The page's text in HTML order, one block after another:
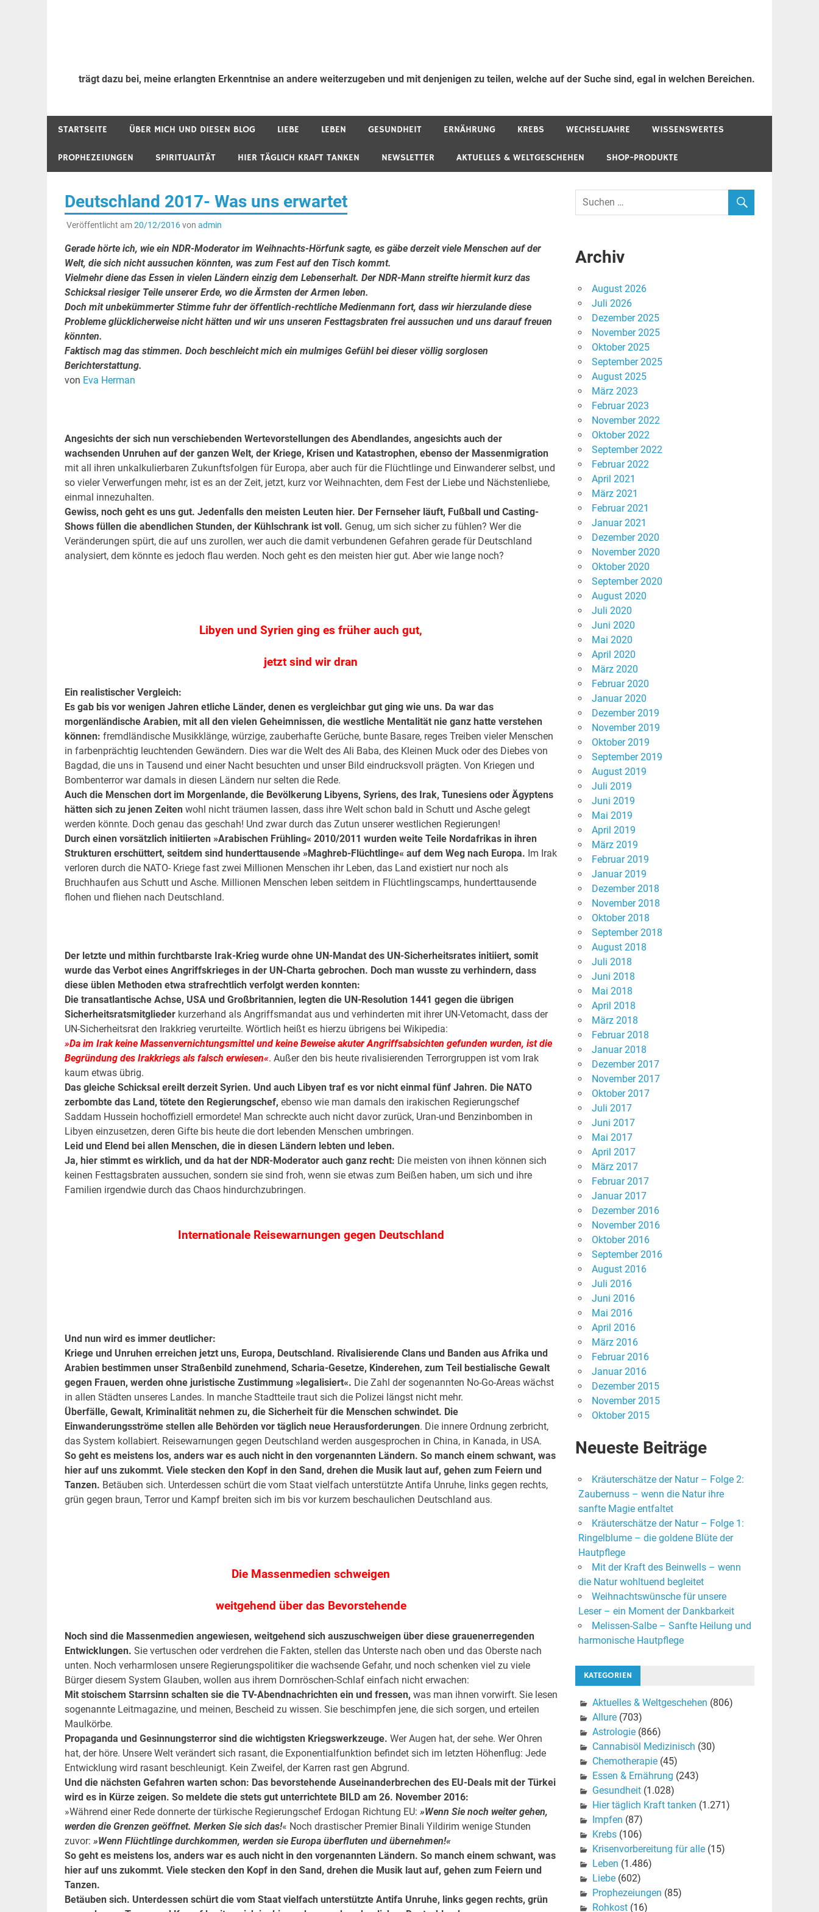
trägt dazu bei, meine erlangten Erkenntnise an andere weiterzugeben und mit denjenigen zu teilen, welche auf der Suche sind, egal in welchen Bereichen.
STARTSEITE ÜBER MICH UND DIESEN BLOG LIEBE LEBEN GESUNDHEIT ERNÄHRUNG KREBS WECHSELJAHRE WISSENSWERTES
PROPHEZEIUNGEN SPIRITUALITÄT HIER TÄGLICH KRAFT TANKEN NEWSLETTER AKTUELLES & WELTGESCHEHEN SHOP-PRODUKTE
Deutschland 2017- Was uns erwartet
Veröffentlicht am20/12/2016von admin
Gerade hörte ich, wie ein NDR-Moderator im Weihnachts-Hörfunk sagte, es gäbe derzeit viele Menschen auf der
Welt, die sich nicht aussuchen könnten, was zum Fest auf den Tisch kommt.
Vielmehr diene das Essen in vielen Ländern einzig dem Lebenserhalt. Der NDR-Mann streifte hiermit kurz das
Schicksal riesiger Teile unserer Erde, wo die Ärmsten der Armen leben.
Doch mit unbekümmerter Stimme fuhr der öffentlich-rechtliche Medienmann fort, dass wir hierzulande diese
Probleme glücklicherweise nicht hätten und wir uns unseren Festtagsbraten frei aussuchen und uns darauf freuen
könnten.
Faktisch mag das stimmen. Doch beschleicht mich ein mulmiges Gefühl bei dieser völlig sorglosen
Berichterstattung.
von Eva Herman
Angesichts der sich nun verschiebenden Wertevorstellungen des Abendlandes, angesichts auch der
wachsenden Unruhen auf der ganzen Welt, der Kriege, Krisen und Katastrophen, ebenso der Massenmigration
mit all ihren unkalkulierbaren Zukunftsfolgen für Europa, aber auch für die Flüchtlinge und Einwanderer selbst, und
so vieler Verwerfungen mehr, ist es an der Zeit, jetzt, kurz vor Weihnachten, dem Fest der Liebe und Nächstenliebe,
einmal innezuhalten.
Gewiss, noch geht es uns gut. Jedenfalls den meisten Leuten hier. Der Fernseher läuft, Fußball und Casting-
Shows füllen die abendlichen Stunden, der Kühlschrank ist voll. Genug, um sich sicher zu fühlen? Wer die
Veränderungen spürt, die auf uns zurollen, wer auch die damit verbundenen Gefahren gerade für Deutschland
analysiert, dem könnte es jedoch flau werden. Noch geht es den meisten hier gut. Aber wie lange noch?
Libyen und Syrien ging es früher auch gut,
jetzt sind wir dran
Ein realistischer Vergleich:
Es gab bis vor wenigen Jahren etliche Länder, denen es vergleichbar gut ging wie uns. Da war das
morgenländische Arabien, mit all den vielen Geheimnissen, die westliche Mentalität nie ganz hatte verstehen
können: fremdländische Musikklänge, würzige, zauberhafte Gerüche, bunte Basare, reges Treiben vieler Menschen
in farbenprächtig leuchtenden Gewändern. Dies war die Welt des Ali Baba, des Kleinen Muck oder des Diebes von
Bagdad, die uns in Tausend und einer Nacht besuchten und unser Bild eindrucksvoll prägten. Von Kriegen und
Bombenterror war damals in diesen Ländern nur selten die Rede.
Auch die Menschen dort im Morgenlande, die Bevölkerung Libyens, Syriens, des Irak, Tunesiens oder Ägyptens
hätten sich zu jenen Zeitenwohl nicht träumen lassen, dass ihre Welt schon bald in Schutt und Asche gelegt
werden könnte. Doch genau das geschah! Und zwar durch das Zutun unserer westlichen Regierungen!
Durch einen vorsätzlich initiierten »Arabischen Frühling« 2010/2011 wurden weite Teile Nordafrikas in ihren
Strukturen erschüttert, seitdem sind hunderttausende »Maghreb-Flüchtlinge« auf dem Weg nach Europa. Im Irak
verloren durch die NATO- Kriege fast zwei Millionen Menschen ihr Leben, das Land existiert nur noch als
Bruchhaufen aus Schutt und Asche. Millionen Menschen leben seitdem in Flüchtlingscamps, hunderttausende
flohen und fliehen nach Deutschland.
Der letzte und mithin furchtbarste Irak-Krieg wurde ohne UN-Mandat des UN-Sicherheitsrates initiiert, somit
wurde das Verbot eines Angriffskrieges in der UN-Charta gebrochen. Doch man wusste zu verhindern, dass
diese üblen Methoden etwa strafrechtlich verfolgt werden konnten:
Die transatlantische Achse, USA und Großbritannien, legten die UN-Resolution 1441 gegen die übrigen
Sicherheitsratsmitgliederkurzerhand als Angriffsmandat aus und verhinderten mit ihrer UN-Vetomacht, dass der
UN-Sicherheitsrat den Irakkrieg verurteilte. Wörtlich heißt es hierzu übrigens bei Wikipedia:
»Da im Irak keine Massenvernichtungsmittel und keine Beweise akuter Angriffsabsichten gefunden wurden, ist die
Begründung des Irakkriegs als falsch erwiesen«. Außer den bis heute rivalisierenden Terrorgruppen ist vom Irak
kaum etwas übrig.
Das gleiche Schicksal ereilt derzeit Syrien. Und auch Libyen traf es vor nicht einmal fünf Jahren. Die NATO
zerbombte das Land, tötete den Regierungschef, ebenso wie man damals den irakischen Regierungschef
Saddam Hussein hochoffiziell ermordete! Man schreckte auch nicht davor zurück, Uran-und Benzinbomben in
Libyen einzusetzen, deren Gifte bis heute die dort lebenden Menschen umbringen.
Leid und Elend bei allen Menschen, die in diesen Ländern lebten und leben.
Ja, hier stimmt es wirklich, und da hat der NDR-Moderator auch ganz recht: Die meisten von ihnen können sich
keinen Festtagsbraten aussuchen, sondern sie sind froh, wenn sie etwas zum Beißen haben, um sich und ihre
Familien irgendwie durch das Chaos hindurchzubringen.
Internationale Reisewarnungen gegen Deutschland
Und nun wird es immer deutlicher:
Kriege und Unruhen erreichen jetzt uns, Europa, Deutschland. Rivalisierende Clans und Banden aus Afrika und
Arabien bestimmen unser Straßenbild zunehmend, Scharia-Gesetze, Kinderehen, zum Teil bestialische Gewalt
gegen Frauen, werden ohne juristische Zustimmung »legalisiert«. Die Zahl der sogenannten No-Go-Areas wächst
in allen Städten unseres Landes. In manche Stadtteile traut sich die Polizei längst nicht mehr.
Überfälle, Gewalt, Kriminalität nehmen zu, die Sicherheit für die Menschen schwindet. Die
Einwanderungsströme stellen alle Behörden vor täglich neue Herausforderungen. Die innere Ordnung zerbricht,
das System kollabiert. Reisewarnungen gegen Deutschland werden ausgesprochen in China, in Kanada, in USA.
So geht es meistens los, anders war es auch nicht in den vorgenannten Ländern. So manch einem schwant, was
hier auf uns zukommt. Viele stecken den Kopf in den Sand, drehen die Musik laut auf, gehen zum Feiern und
Tanzen. Betäuben sich. Unterdessen schürt die vom Staat vielfach unterstützte Antifa Unruhe, links gegen rechts,
grün gegen braun, Terror und Kampf breiten sich im bis vor kurzem beschaulichen Deutschland aus.
Die Massenmedien schweigen
weitgehend über das Bevorstehende
Noch sind die Massenmedien angewiesen, weitgehend sich auszuschweigen über diese grauenerregenden
Entwicklungen. Sie vertuschen oder verdrehen die Fakten, stellen das Unterste nach oben und das Oberste nach
unten. Noch verharmlosen unsere Regierungspolitiker die wachsende Gefahr, und noch schenken viel zu viele
Bürger diesem System Glauben, wollen aus ihrem Dornröschen-Schlaf einfach nicht erwachen:
Mit stoischem Starrsinn schalten sie die TV-Abendnachrichten ein und fressen, was man ihnen vorwirft. Sie lesen
sogenannte Leitmagazine, und meinen, Bescheid zu wissen. Sie beschimpfen jene, die sich sorgen, und erteilen
Maulkörbe.
Propaganda und Gesinnungsterror sind die wichtigsten Kriegswerkzeuge. Wer Augen hat, der sehe. Wer Ohren
hat, der höre. Unsere Welt verändert sich rasant, die Exponentialfunktion befindet sich im letzten Höhenflug: Jede
Entwicklung wird rasant beschleunigt. Kein Zweifel, der Karren rast gen Abgrund.
Und die nächsten Gefahren warten schon: Das bevorstehende Auseinanderbrechen des EU-Deals mit der Türkei
wird es in Kürze zeigen. So meldete die stets gut unterrichtete BILD am 26. November 2016:
»Während einer Rede donnerte der türkische Regierungschef Erdogan Richtung EU: »Wenn Sie noch weiter gehen,
werden die Grenzen geöffnet. Merken Sie sich das!« Noch drastischer Premier Binali Yildirim wenige Stunden
zuvor: »Wenn Flüchtlinge durchkommen, werden sie Europa überfluten und übernehmen!«
So geht es meistens los, anders war es auch nicht in den vorgenannten Ländern. So manch einem schwant, was
hier auf uns zukommt. Viele stecken den Kopf in den Sand, drehen die Musik laut auf, gehen zum Feiern und
Tanzen.
Betäuben sich. Unterdessen schürt die vom Staat vielfach unterstützte Antifa Unruhe, links gegen rechts, grün
Archiv
August 2026
Juli 2026
Dezember 2025
November 2025
Oktober 2025
September 2025
August 2025
März 2023
Februar 2023
November 2022
Oktober 2022
September 2022
Februar 2022
April 2021
März 2021
Februar 2021
Januar 2021
Dezember 2020
November 2020
Oktober 2020
September 2020
August 2020
Juli 2020
Juni 2020
Mai 2020
April 2020
März 2020
Februar 2020
Januar 2020
Dezember 2019
November 2019
Oktober 2019
September 2019
August 2019
Juli 2019
Juni 2019
Mai 2019
April 2019
März 2019
Februar 2019
Januar 2019
Dezember 2018
November 2018
Oktober 2018
September 2018
August 2018
Juli 2018
Juni 2018
Mai 2018
April 2018
März 2018
Februar 2018
Januar 2018
Dezember 2017
November 2017
Oktober 2017
Juli 2017
Juni 2017
Mai 2017
April 2017
März 2017
Februar 2017
Januar 2017
Dezember 2016
November 2016
Oktober 2016
September 2016
August 2016
Juli 2016
Juni 2016
Mai 2016
April 2016
März 2016
Februar 2016
Januar 2016
Dezember 2015
November 2015
Oktober 2015
Neueste Beiträge
Kräuterschätze der Natur – Folge 2:
Zaubernuss – wenn die Natur ihre
sanfte Magie entfaltet
Kräuterschätze der Natur – Folge 1:
Ringelblume – die goldene Blüte der
Hautpflege
Mit der Kraft des Beinwells – wenn
die Natur wohltuend begleitet
Weihnachtswünsche für unsere
Leser – ein Moment der Dankbarkeit
Melissen-Salbe – Sanfte Heilung und
harmonische Hautpflege
KATEGORIEN
Aktuelles & Weltgeschehen (806)
Allure(703)
Astrologie(866)
Cannabisöl Medizinisch (30)
Chemotherapie(45)
Essen & Ernährung (243)
Gesundheit(1.028)
Hier täglich Kraft tanken (1.271)
Impfen (87)
Krebs(106)
Krisenvorbereitung für alle(15)
Leben (1.486)
Liebe(602)
Prophezeiungen (85)
Rohkost(16)